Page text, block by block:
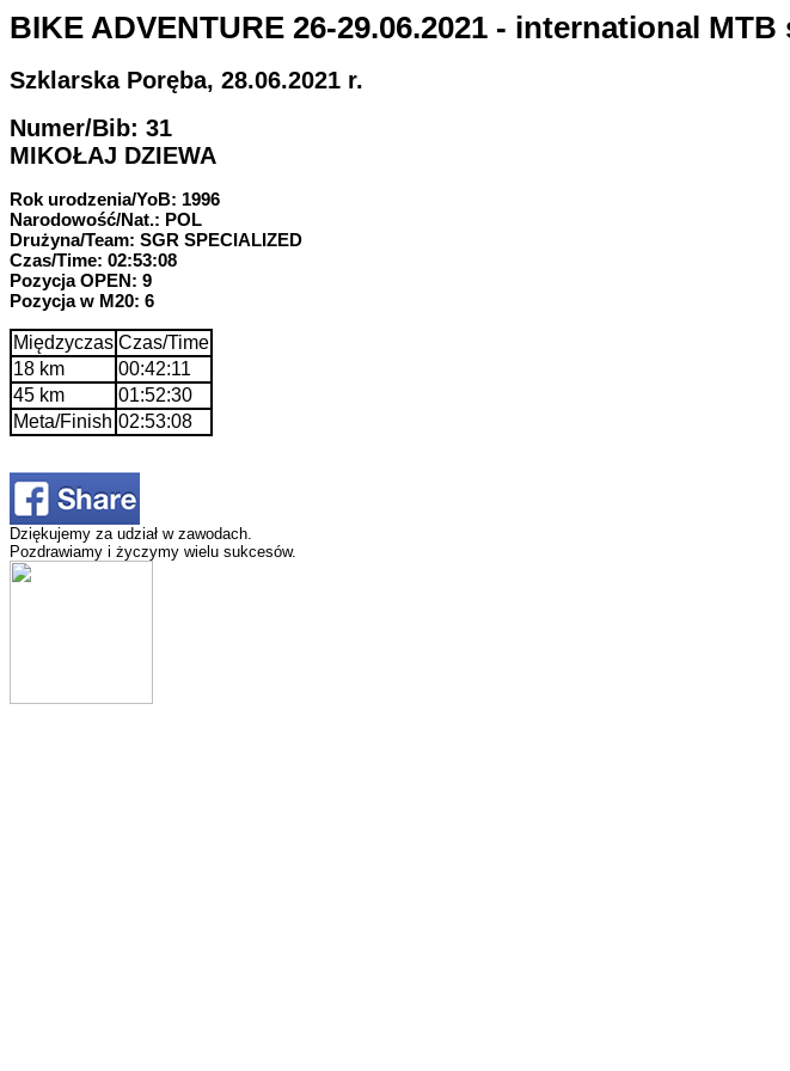
BIKE ADVENTURE 26-29.06.2021 - international MTB
Szklarska Poręba, 28.06.2021 r.
Numer/Bib: 31
MIKOŁAJ DZIEWA
Rok urodzenia/YoB: 1996
Narodowość/Nat.: POL
Drużyna/Team: SGR SPECIALIZED
Czas/Time: 02:53:08
Pozycja OPEN: 9
Pozycja w M20: 6
Międzyczas Czas/Time
18 km
00:42:11
45 km
01:52:30
Meta/Finish 02:53:08
Dziękujemy za udział w zawodach.
Pozdrawiamy i życzymy wielu sukcesów.